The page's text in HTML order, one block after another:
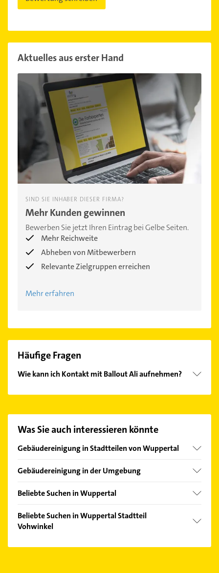
Aktuelles aus erster Hand
SIND SIE INHABER DIESER FIRMA?
Mehr Kunden gewinnen
Bewerben Sie jetzt Ihren Eintrag bei Gelbe Seiten.
Mehr Reichweite
Abheben von Mitbewerbern
Relevante Zielgruppen erreichen
Mehr erfahren
Häufige Fragen
Wie kann ich Kontakt mit Ballout Ali aufnehmen?
finden Sie alleKontaktdaten.
Was Sie auch interessieren könnte
Gebäudereinigung in Stadtteilen von Wuppertal
Barmen
Elberfeld
Ronsdorf
Gebäudereinigung in der Umgebung
Haan Rheinland
Mettmann
Wülfrath
Beliebte Suchen in Wuppertal
Kammerjäger
Kanalreinigung
Beliebte Suchen in Wuppertal Stadtteil
Vohwinkel